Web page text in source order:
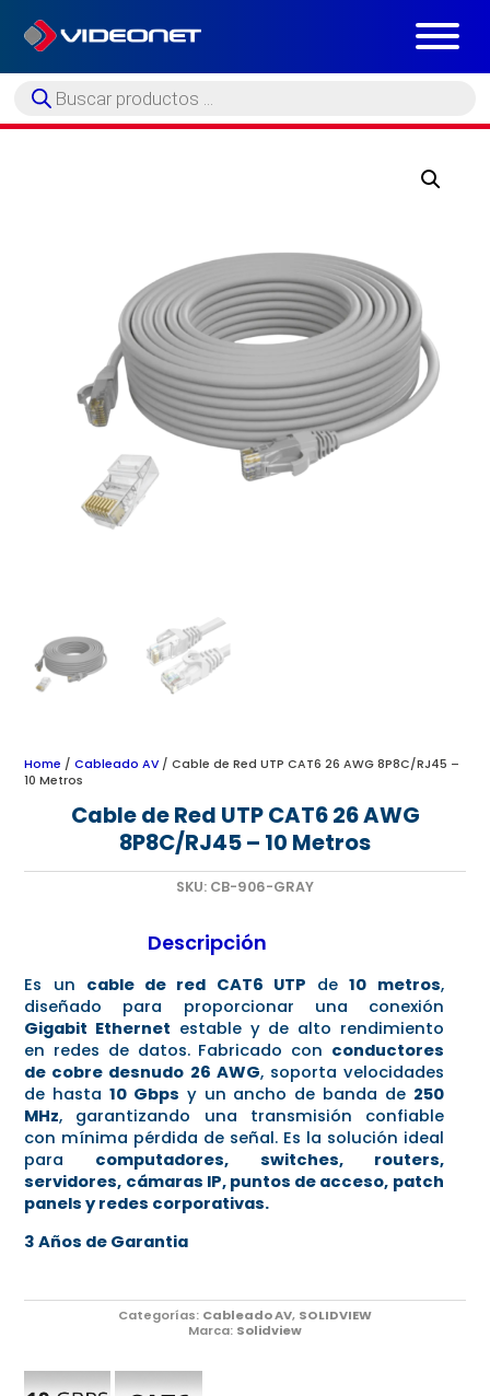
Búsqueda
de
Home /Cableado AV / Cable de Red UTP CAT6 26 AWG 8P8C/RJ45 –
10 Metros
Cable de Red UTP CAT6 26 AWG
8P8C/RJ45 – 10 Metros
SKU: CB-906-GRAY
Descripción
Es un cable de red CAT6 UTP de10 metros,
diseñado para proporcionar una conexión
Gigabit Ethernet estable y de alto rendimiento
en redes de datos. Fabricado con conductores
de cobre desnudo 26 AWG, soporta velocidades
de hasta10 Gbps y un ancho de banda de 250
MHz, garantizando una transmisión confiable
con mínima pérdida de señal. Es la solución ideal
para computadores, switches, routers,
servidores, cámaras IP, puntos de acceso, patch
panels y redes corporativas.
3 Años de Garantia
Categorías: Cableado AV, SOLIDVIEW
Marca: Solidview